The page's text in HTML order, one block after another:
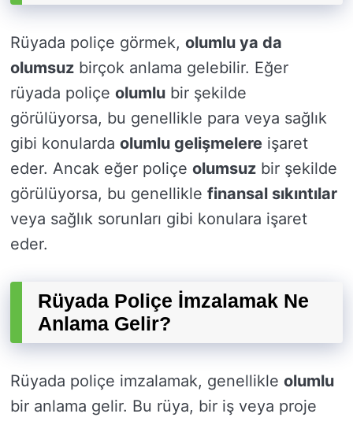
Rüyada poliçe görmek, olumlu ya da
olumsuz birçok anlama gelebilir. Eğer
rüyada poliçe olumlu bir şekilde
görülüyorsa, bu genellikle para veya sağlık
gibi konularda olumlu gelişmelere işaret
eder. Ancak eğer poliçe olumsuz bir şekilde
görülüyorsa, bu genellikle finansal sıkıntılar
veya sağlık sorunları gibi konulara işaret
eder.
Rüyada Poliçe İmzalamak Ne
Anlama Gelir?
Rüyada poliçe imzalamak, genellikle olumlu
bir anlama gelir. Bu rüya, bir iş veya proje